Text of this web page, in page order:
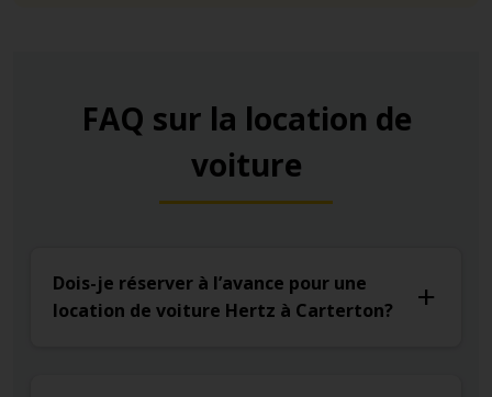
FAQ sur la location de
voiture
Dois-je réserver à l’avance pour une
location de voiture Hertz à Carterton?